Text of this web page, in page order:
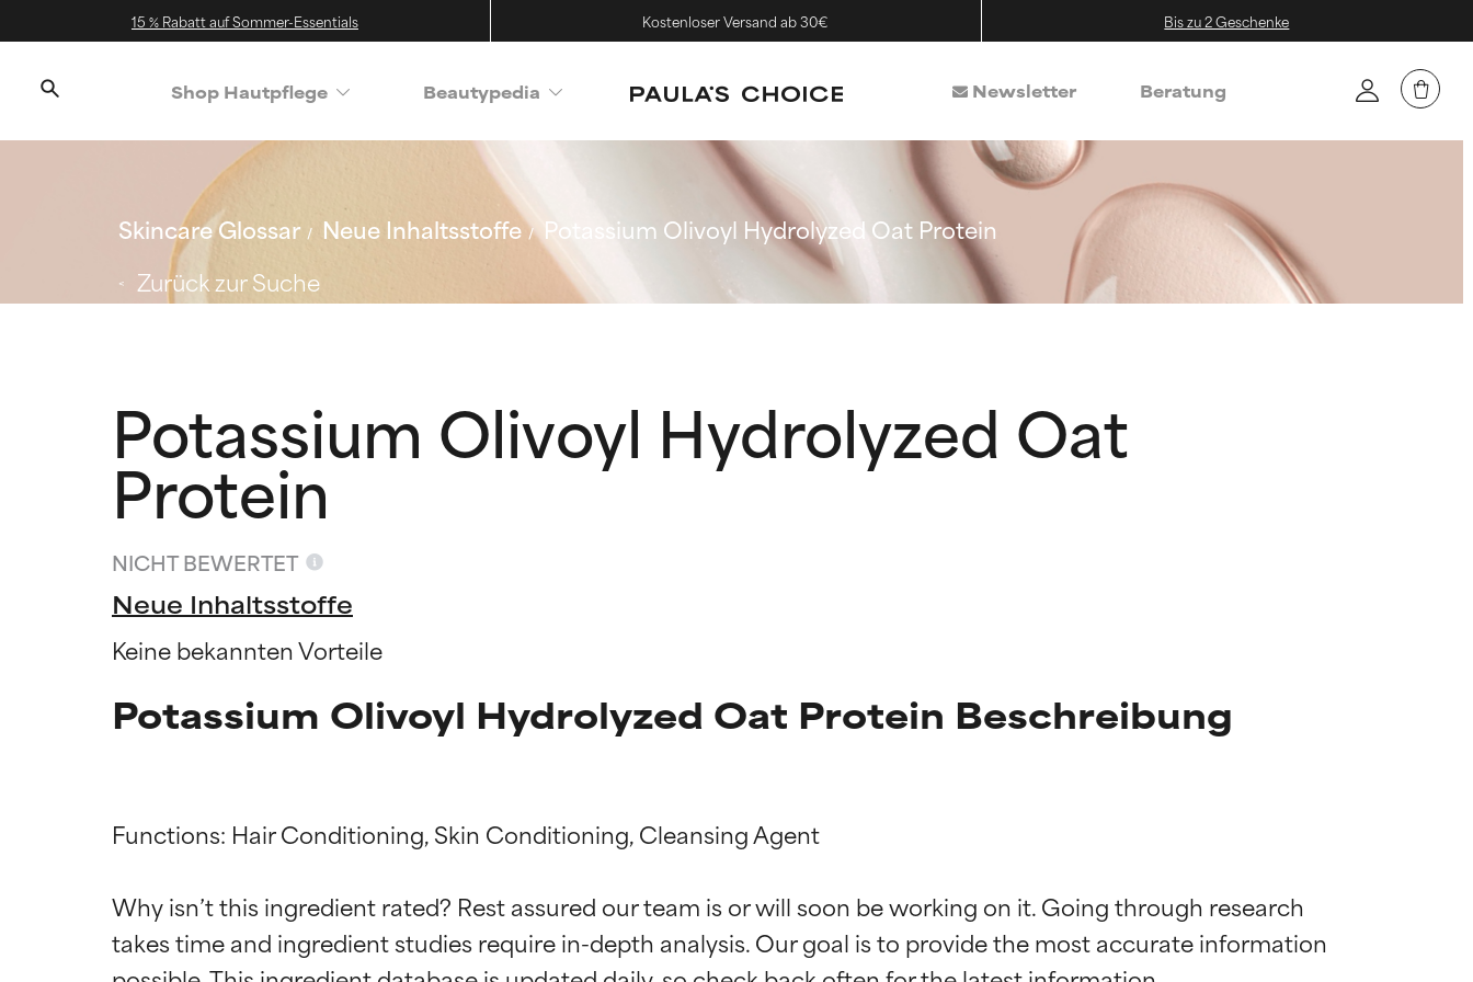
15 % Rabatt auf Sommer-Essentials Kostenloser Versand ab 30€ Bis zu 2 Geschenke
Shop Hautpflege Beautypedia Newsletter Beratung
Skincare Glossar Neue Inhaltsstoffe
Potassium Olivoyl Hydrolyzed Oat Protein
Zurück zur Suche
Potassium Olivoyl Hydrolyzed Oat
Protein
NICHT BEWERTET
Neue Inhaltsstoffe
Keine bekannten Vorteile
Potassium Olivoyl Hydrolyzed Oat Protein Beschreibung
Functions: Hair Conditioning, Skin Conditioning, Cleansing Agent
Why isn’t this ingredient rated? Rest assured our team is or will soon be working on it. Going through research
takes time and ingredient studies require in-depth analysis. Our goal is to provide the most accurate information
Bewertung der Inhaltsstoffe
SEHR GUT
Bewertung der Inhaltsstoffe
SEHR GUT